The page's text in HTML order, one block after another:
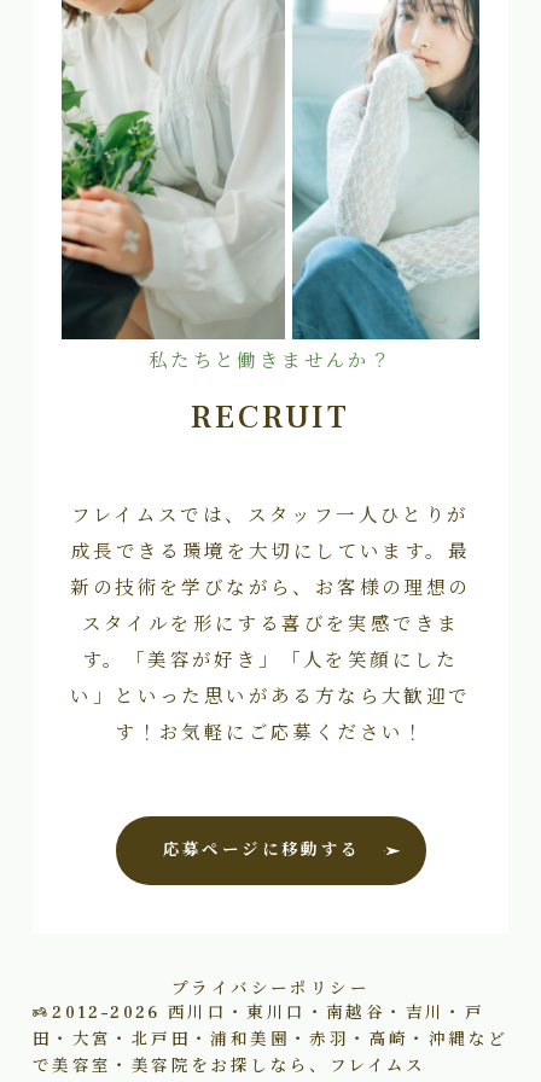
私たちと働きませんか？
RECRUIT
フレイムスでは、スタッフ一人ひとりが
成長できる環境を大切にしています。最
新の技術を学びながら、お客様の理想の
スタイルを形にする喜びを実感できま
す。「美容が好き」「人を笑顔にした
い」といった思いがある方なら大歓迎で
す！お気軽にご応募ください！
応募ページに移動する
プライバシーポリシー
2012–2026 西川口・東川口・南越谷・吉川・戸
田・大宮・北戸田・浦和美園・赤羽・高崎・沖縄など
で美容室・美容院をお探しなら、フレイムス